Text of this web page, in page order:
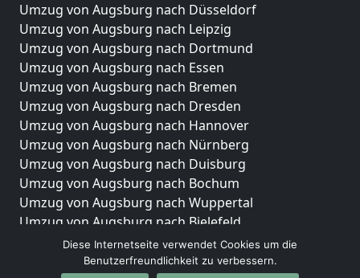
Umzug von Augsburg nach Düsseldorf
Umzug von Augsburg nach Leipzig
Umzug von Augsburg nach Dortmund
Umzug von Augsburg nach Essen
Umzug von Augsburg nach Bremen
Umzug von Augsburg nach Dresden
Umzug von Augsburg nach Hannover
Umzug von Augsburg nach Nürnberg
Umzug von Augsburg nach Duisburg
Umzug von Augsburg nach Bochum
Umzug von Augsburg nach Wuppertal
Umzug von Augsburg nach Bielefeld
Umzug von Augsburg nach Bonn
Umzug von Augsburg nach Münster
Diese Internetseite verwendet Cookies um die
Benutzerfreundlichkeit zu verbessern.